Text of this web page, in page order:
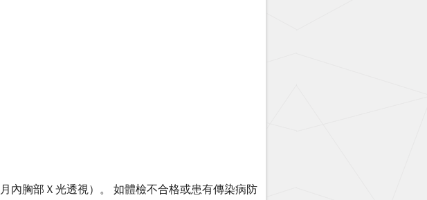
內胸部Ｘ光透視）。 如體檢不合格或患有傳染病防